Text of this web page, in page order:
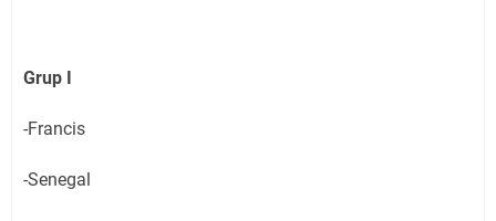
Grup I
-Francis
-Senegal